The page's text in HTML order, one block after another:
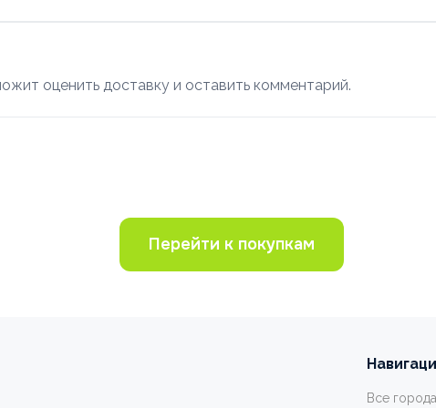
оценить доставку и оставить комментарий.
Перейти к покупкам
Все города